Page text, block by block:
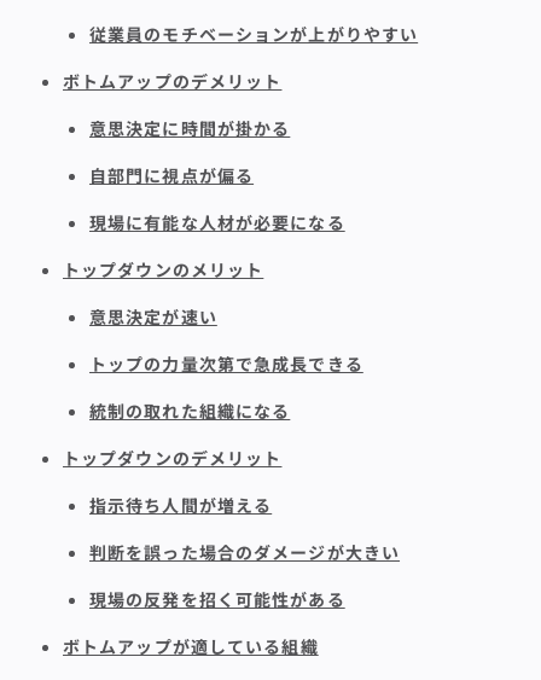
従業員のモチベーションが上がりやすい
ボトムアップのデメリット
意思決定に時間が掛かる
自部門に視点が偏る
現場に有能な人材が必要になる
トップダウンのメリット
意思決定が速い
トップの力量次第で急成長できる
統制の取れた組織になる
トップダウンのデメリット
指示待ち人間が増える
判断を誤った場合のダメージが大きい
現場の反発を招く可能性がある
ボトムアップが適している組織